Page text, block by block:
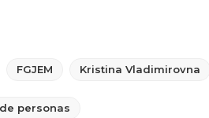
FGJEM Kristina Vladimirovna
personas